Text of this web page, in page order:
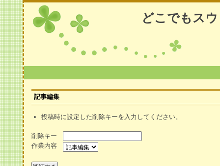
どこでもス
記事編集
投稿時に設定した削除キーを入力してください。
削除キー
作業内容